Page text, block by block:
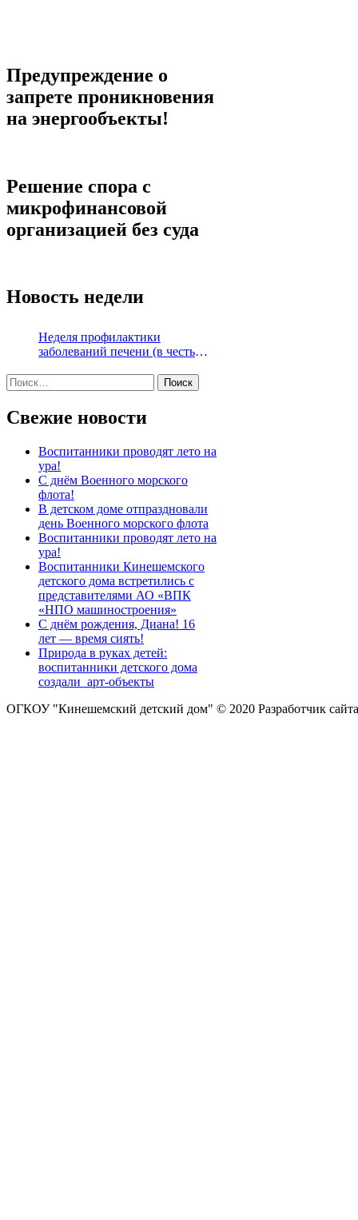
Предупреждение о
запрете проникновения
на энергообъекты!
Решение спора с
микрофинансовой
организацией без суда
Новость недели
Неделя профилактики
заболеваний печени (в честь
Найти:
Свежие новости
Воспитанники проводят лето на
ура!
С днём Военного морского
флота!
В детском доме отпраздновали
день Военного морского флота
Воспитанники проводят лето на
ура!
Воспитанники Кинешемского
детского дома встретились с
представителями АО «ВПК
«НПО машиностроения»
С днём рождения, Диана! 16
лет — время сиять!
Природа в руках детей:
воспитанники детского дома
создали арт-объекты
ОГКОУ "Кинешемский детский дом" © 2020 Разработчик